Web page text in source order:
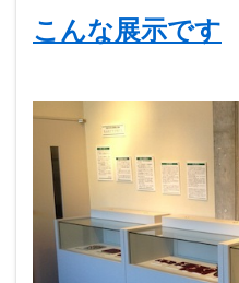
こんな展示です